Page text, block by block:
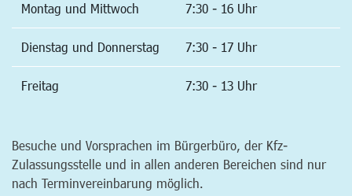
Montag und Mittwoch 7:30 - 16 Uhr
Dienstag und Donnerstag 7:30 - 17 Uhr
Freitag 7:30 - 13 Uhr
Besuche und Vorsprachen im Bürgerbüro, der Kfz-
Zulassungsstelle und in allen anderen Bereichen sind nur
nach Terminvereinbarung möglich.